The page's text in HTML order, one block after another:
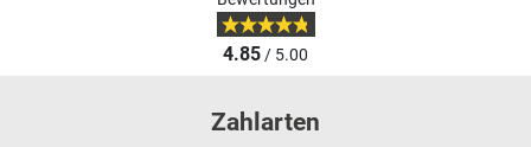
4.85/ 5.00
Zahlarten